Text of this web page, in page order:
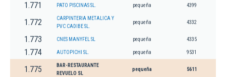
1.771 PATO PISCINAS SL. pequeña 4399
1.772
CARPINTERIA METALICA Y
PVC CADIBE SL.
pequeña 4332
1.773 CNES MANYFEL SL pequeña 4335
1.774 AUTOPICHI SL. pequeña 9531
1.775
BAR-RESTAURANTE
REVUELO SL
pequeña 5611